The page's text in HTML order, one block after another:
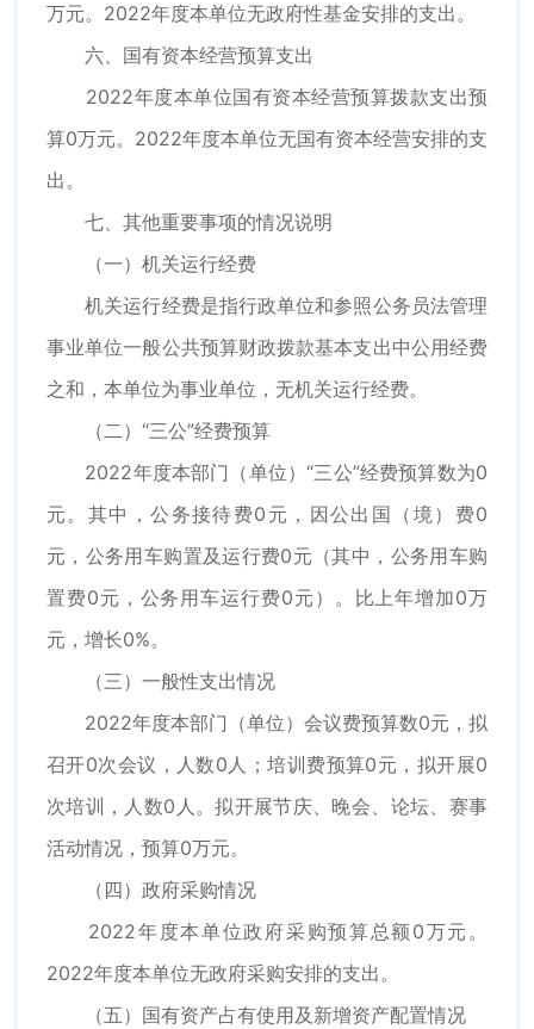
万元。2022年度本单位无政府性基金安排的支出。
六、国有资本经营预算支出
2022年度本单位国有资本经营预算拨款支出预
算0万元。2022年度本单位无国有资本经营安排的支
出。
七、其他重要事项的情况说明
（一）机关运行经费
机关运行经费是指行政单位和参照公务员法管理
事业单位一般公共预算财政拨款基本支出中公用经费
之和，本单位为事业单位，无机关运行经费。
（二）“三公”经费预算
2022年度本部门（单位）“三公”经费预算数为0
元。其中，公务接待费0元，因公出国（境）费0
元，公务用车购置及运行费0元（其中，公务用车购
置费0元，公务用车运行费0元）。比上年增加0万
元，增长0%。
（三）一般性支出情况
2022年度本部门（单位）会议费预算数0元，拟
召开0次会议，人数0人；培训费预算0元，拟开展0
次培训，人数0人。拟开展节庆、晚会、论坛、赛事
活动情况，预算0万元。
（四）政府采购情况
2022年度本单位政府采购预算总额0万元。
2022年度本单位无政府采购安排的支出。
（五）国有资产占有使用及新增资产配置情况